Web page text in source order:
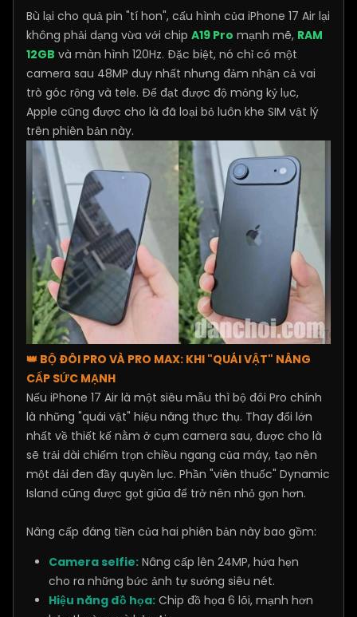
Bù lại cho quả pin "tí hon", cấu hình của iPhone 17 Air lại
không phải dạng vừa với chip A19 Pro mạnh mẽ, RAM
12GB và màn hình 120Hz. Đặc biệt, nó chỉ có một
camera sau 48MP duy nhất nhưng đảm nhận cả vai
trò góc rộng và tele. Để đạt được độ mỏng kỷ lục,
Apple cũng được cho là đã loại bỏ luôn khe SIM vật lý
trên phiên bản này.
👑 BỘ ĐÔI PRO VÀ PRO MAX: KHI "QUÁI VẬT" NÂNG
CẤP SỨC MẠNH
Nếu iPhone 17 Air là một siêu mẫu thì bộ đôi Pro chính
là những "quái vật" hiệu năng thực thụ. Thay đổi lớn
nhất về thiết kế nằm ở cụm camera sau, được cho là
sẽ trải dài chiếm trọn chiều ngang của máy, tạo nên
một dải đen đầy quyền lực. Phần "viên thuốc" Dynamic
Island cũng được gọt giũa để trở nên nhỏ gọn hơn.
Nâng cấp đáng tiền của hai phiên bản này bao gồm:
Camera selfie: Nâng cấp lên 24MP, hứa hẹn
cho ra những bức ảnh tự sướng siêu nét.
Hiệu năng đồ họa: Chip đồ họa 6 lõi, mạnh hơn